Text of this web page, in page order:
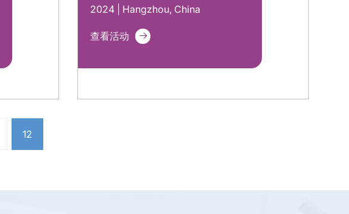
2024 | Hangzhou, China
查看活动
12